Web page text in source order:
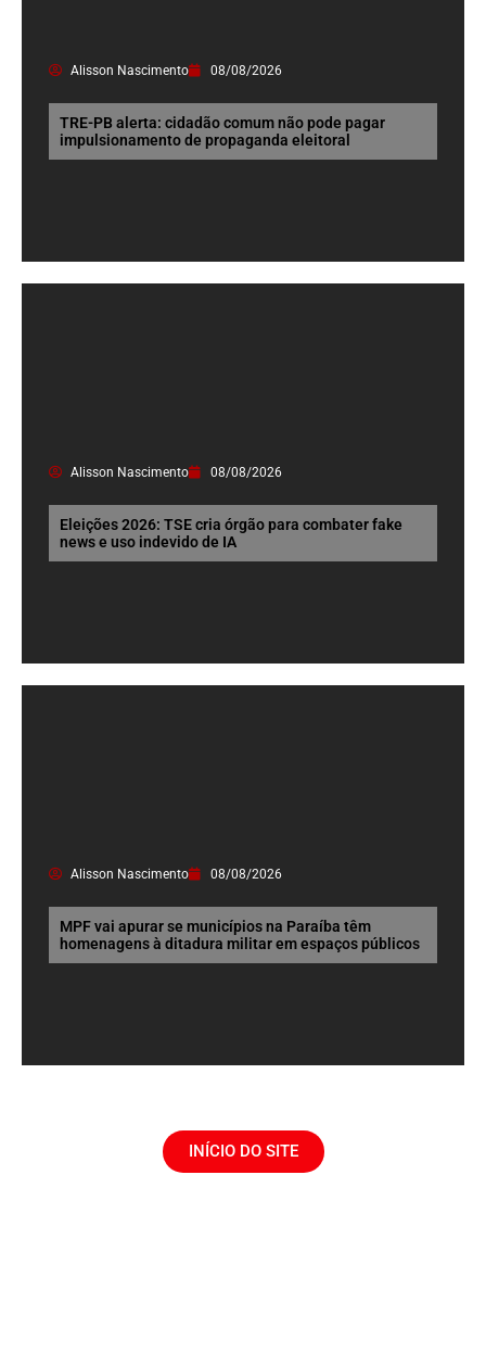
Alisson Nascimento 08/08/2026
TRE-PB alerta: cidadão comum não pode pagar
impulsionamento de propaganda eleitoral
Alisson Nascimento 08/08/2026
Eleições 2026: TSE cria órgão para combater fake
news e uso indevido de IA
Alisson Nascimento 08/08/2026
MPF vai apurar se municípios na Paraíba têm
homenagens à ditadura militar em espaços públicos
INÍCIO DO SITE